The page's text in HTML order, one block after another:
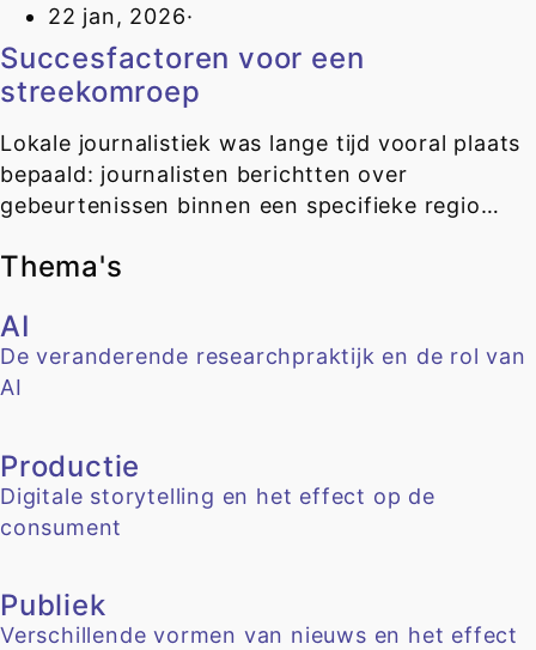
22 jan, 2026·
Succesfactoren voor een
streekomroep
Lokale journalistiek was lange tijd vooral plaats
bepaald: journalisten berichtten over
gebeurtenissen binnen een specifieke regio…
Thema's
AI
De veranderende researchpraktijk en de rol van
AI
Productie
Digitale storytelling en het effect op de
consument
Publiek
Verschillende vormen van nieuws en het effect